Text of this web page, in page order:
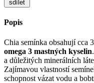
sdílet
Popis
Chia semínka obsahují cca
omega 3 mastných kyselin
a důležitých minerálních
Zajímavou vlastností
schopnost vázat vodu a